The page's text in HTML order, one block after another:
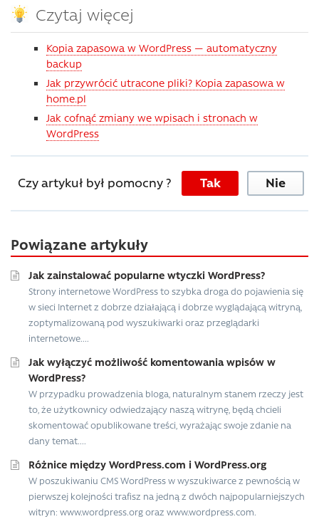
Czytaj więcej
Kopia zapasowa w WordPress — automatyczny
backup
Jak przywrócić utracone pliki? Kopia zapasowa w
home.pl
Jak cofnąć zmiany we wpisach i stronach w
WordPress
Czy artykuł był pomocny ? Tak Nie
Powiązane artykuły
Jak zainstalować popularne wtyczki WordPress?
Strony internetowe WordPress to szybka droga do pojawienia się
w sieci Internet z dobrze działającą i dobrze wyglądającą witryną,
zoptymalizowaną pod wyszukiwarki oraz przeglądarki
internetowe....
Jak wyłączyć możliwość komentowania wpisów w
WordPress?
W przypadku prowadzenia bloga, naturalnym stanem rzeczy jest
to, że użytkownicy odwiedzający naszą witrynę, będą chcieli
skomentować opublikowane treści, wyrażając swoje zdanie na
dany temat....
Różnice między WordPress.com i WordPress.org
W poszukiwaniu CMS WordPress w wyszukiwarce z pewnością w
pierwszej kolejności trafisz na jedną z dwóch najpopularniejszych
witryn: www.wordpress.org oraz www.wordpress.com.